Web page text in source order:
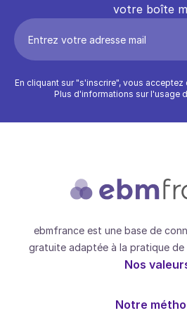
votre boîte
En cliquant sur "s'inscrire", vous
Plus d'informations sur l'usage
ebmfrance est une base de
gratuite adaptée à la pratique de
Nos
Notre